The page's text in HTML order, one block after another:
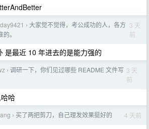
› 大家觉不觉得，考公成功的人，各方
。
3 天
前
是最近 10 年进去的是能力强的
› 调研一下，你们见过哪些 README 文件写 3 天
前
哈
› 买了两把剪刀，自己理发效果挺好的 4 天前